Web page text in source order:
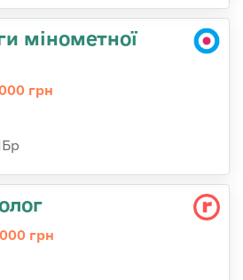
мінометної
грн
грн